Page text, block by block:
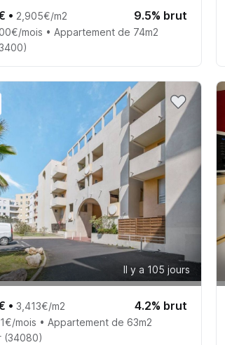
• 2,905€/m2 9.5% brut
mois • Appartement de 74m2
Il y a 105 jours
•3,413€/m2 4.2% brut
mois • Appartement de 63m2
(34080)